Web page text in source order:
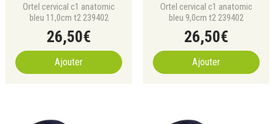
Ortel cervical c1 anatomic
bleu 11,0cm t2 239402
26,50€
Ajouter
Ortel cervical c1 anatomic
bleu 9,0cm t2 239402
26,50€
Ajouter